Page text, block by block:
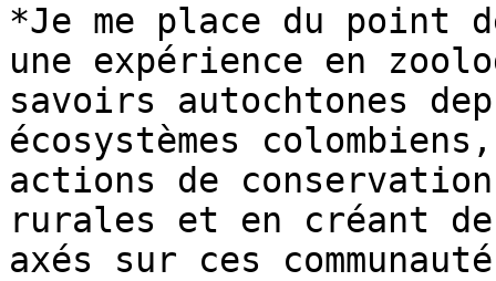
*Je me place du point
une expérience en
savoirs autochtones
écosystèmes
actions de conservation
rurales et en créant
axés sur ces